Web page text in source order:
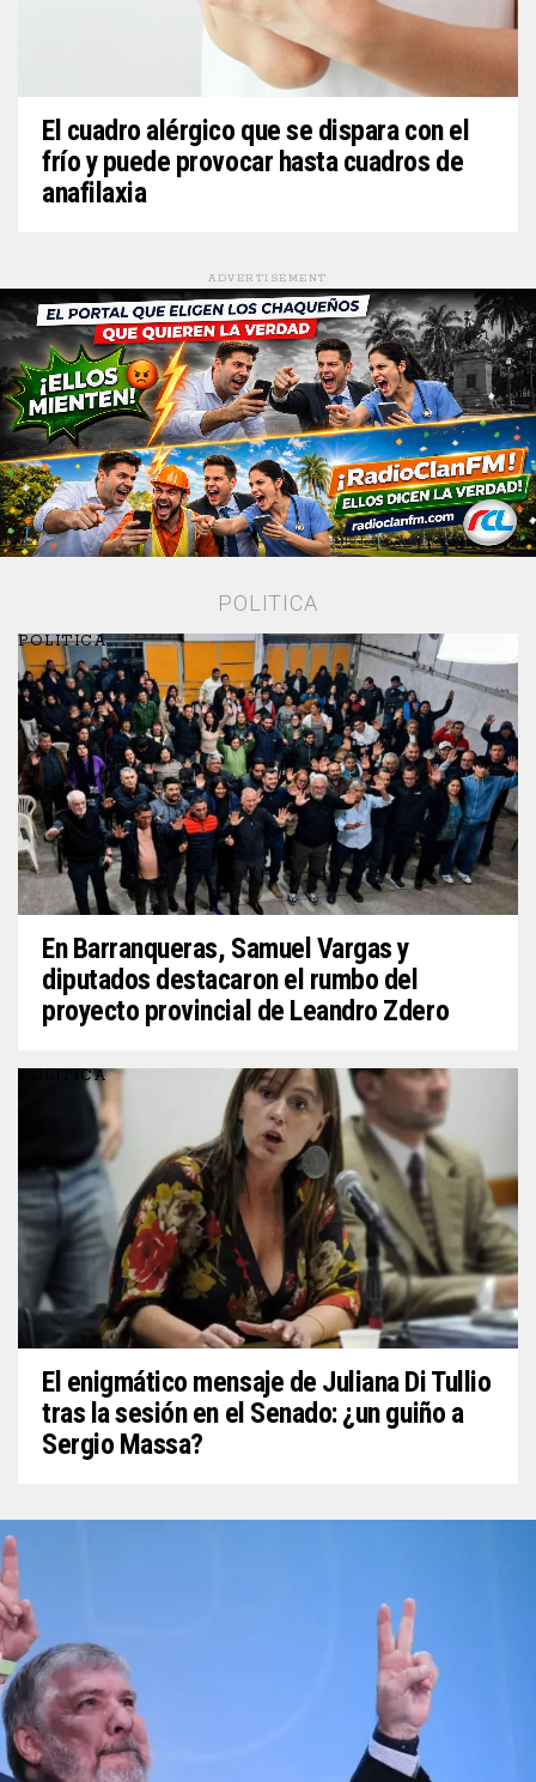
El cuadro alérgico que se dispara con el
frío y puede provocar hasta cuadros de
anafilaxia
ADVERTISEMENT
POLITICA
POLITICA
En Barranqueras, Samuel Vargas y
diputados destacaron el rumbo del
proyecto provincial de Leandro Zdero
POLITICA
El enigmático mensaje de Juliana Di Tullio
tras la sesión en el Senado: ¿un guiño a
Sergio Massa?